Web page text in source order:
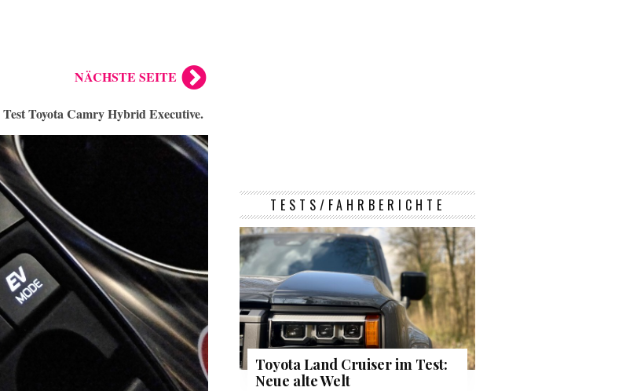
NÄCHSTE SEITE
Test Toyota Camry Hybrid Executive.
TESTS/FAHRBERICHTE
Toyota Land Cruiser im Test:
Neue alte Welt